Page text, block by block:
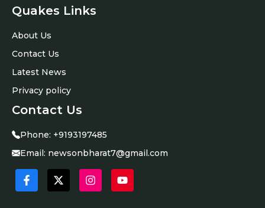
Quakes Links
About Us
Contact Us
Latest News
Privacy policy
Contact Us
Phone: +9193197485
Email: newsonbharat7@gmail.com